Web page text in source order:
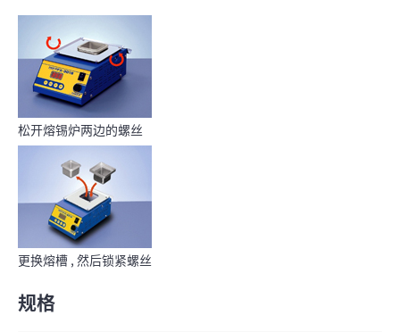
松开熔锡炉两边的螺丝
更换熔槽 , 然后锁紧螺丝
规格